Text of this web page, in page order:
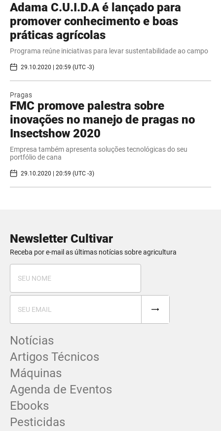
Adama C.U.I.D.A é lançado para
promover conhecimento e boas
práticas agrícolas
Programa reúne iniciativas para levar sustentabilidade ao campo
29.10.2020 | 20:59 (UTC -3)
Pragas
FMC promove palestra sobre
inovações no manejo de pragas no
Insectshow 2020
Empresa também apresenta soluções tecnológicas do seu
portfólio de cana
29.10.2020 | 20:59 (UTC -3)
Newsletter Cultivar
Receba por e-mail as últimas notícias sobre agricultura
Notícias
Artigos Técnicos
Máquinas
Agenda de Eventos
Ebooks
Pesticidas